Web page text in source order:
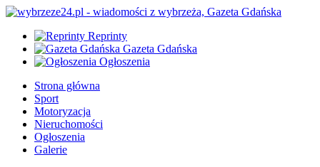
Reprinty
Gazeta Gdańska
Ogłoszenia
Strona główna
Sport
Motoryzacja
Nieruchomości
Ogłoszenia
Galerie